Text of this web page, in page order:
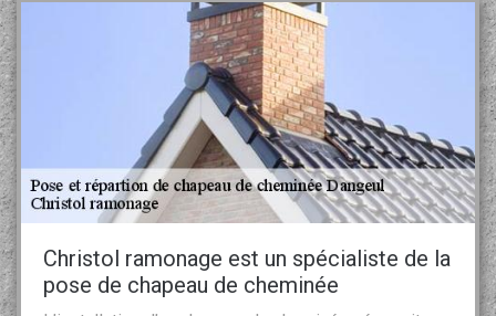
Christol ramonage est un spécialiste de la
pose de chapeau de cheminée